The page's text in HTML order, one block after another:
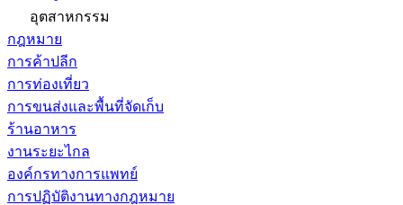
อุตสาหกรรม
กฎหมาย
การค้าปลีก
การท่องเที่ยว
การขนส่งและพื้นที่จัดเก็บ
ร้านอาหาร
งานระยะไกล
องค์กรทางการแพทย์
การปฏิบัติงานทางกฎหมาย